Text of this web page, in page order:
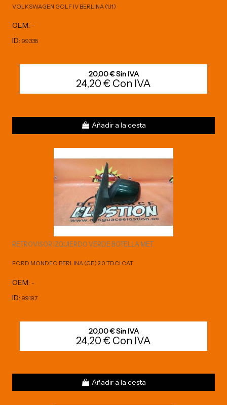
VOLKSWAGEN GOLF IV BERLINA (1J1)
OEM: -
ID: 99338
20,00 € Sin IVA
24,20 € Con IVA
Añadir a la cesta
RETROVISOR IZQUIERDO VERDE BOTELLA MET.
FORD MONDEO BERLINA (GE) 2.0 TDCI CAT
OEM: -
ID: 99197
20,00 € Sin IVA
24,20 € Con IVA
Añadir a la cesta